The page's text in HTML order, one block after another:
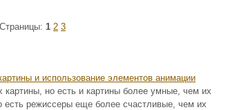
Страницы: 1 2 3
и использование элементов анимации
но есть и картины более умные, чем их
есть режиссеры еще более счастливые, чем их